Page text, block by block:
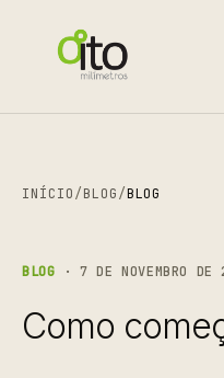
INÍCIO/BLOG/BLOG
BLOG · 7 DE NOVEMBRO
Como